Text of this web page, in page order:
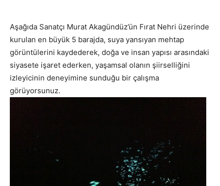
Aşağıda Sanatçı Murat Akagündüz’ün Fırat Nehri üzerinde
kurulan en büyük 5 barajda, suya yansıyan mehtap
görüntülerini kaydederek, doğa ve insan yapısı arasındaki
siyasete işaret ederken, yaşamsal olanın şiirselliğini
izleyicinin deneyimine sunduğu bir çalışma
görüyorsunuz.